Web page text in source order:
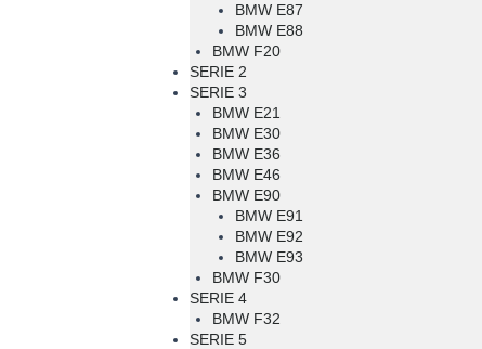
BMW E87
BMW E88
BMW F20
SERIE 2
SERIE 3
BMW E21
BMW E30
BMW E36
BMW E46
BMW E90
BMW E91
BMW E92
BMW E93
BMW F30
SERIE 4
BMW F32
SERIE 5